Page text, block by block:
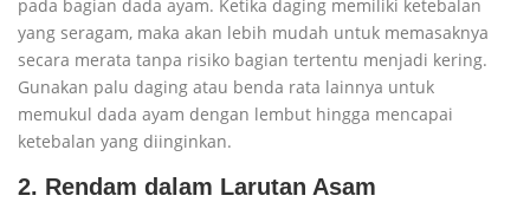
pada bagian dada ayam. Ketika daging memiliki ketebalan
yang seragam, maka akan lebih mudah untuk memasaknya
secara merata tanpa risiko bagian tertentu menjadi kering.
Gunakan palu daging atau benda rata lainnya untuk
memukul dada ayam dengan lembut hingga mencapai
ketebalan yang diinginkan.
2. Rendam dalam Larutan Asam